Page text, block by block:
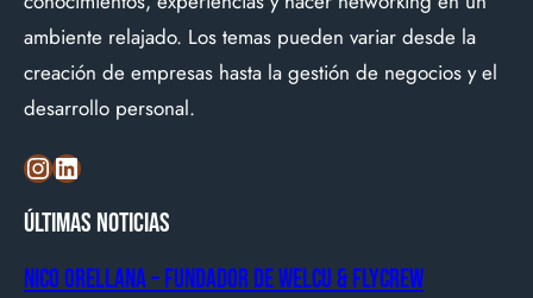
ambiente relajado. Los temas pueden variar desde la
creación de empresas hasta la gestión de negocios y el
desarrollo personal.
InstagramLinkedIn
Últimas noticias
Nico Orellana – Fundador de Welcu & Flycrew